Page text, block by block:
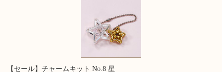
【セール】チャームキット No.8 星